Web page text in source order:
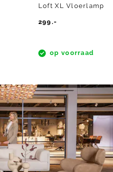
Loft XL Vloerlamp
299.-
op voorraad